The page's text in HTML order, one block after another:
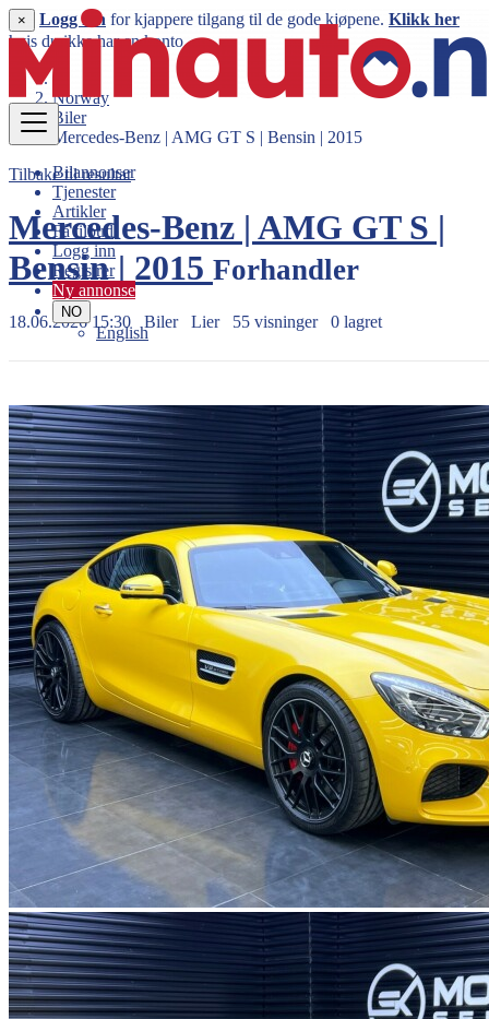
Bilannonser
Tjenester
Artikler
Få tilbud
Logg inn
Registrer
Ny annonse
NO
English
× Logg inn for kjappere tilgang til de gode kjøpene. Klikk her
hvis du ikke har en konto.
Norway
Biler
Mercedes-Benz | AMG GT S | Bensin | 2015
Tilbake til resultat
Mercedes-Benz | AMG GT S |
Bensin | 2015 Forhandler
18.06.2026 15:30 Biler Lier 55 visninger 0 lagret